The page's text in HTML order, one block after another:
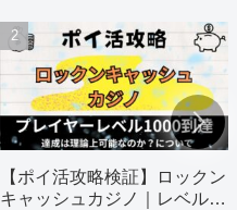
【ポイ活攻略検証】ロックン
キャッシュカジノ｜レベル